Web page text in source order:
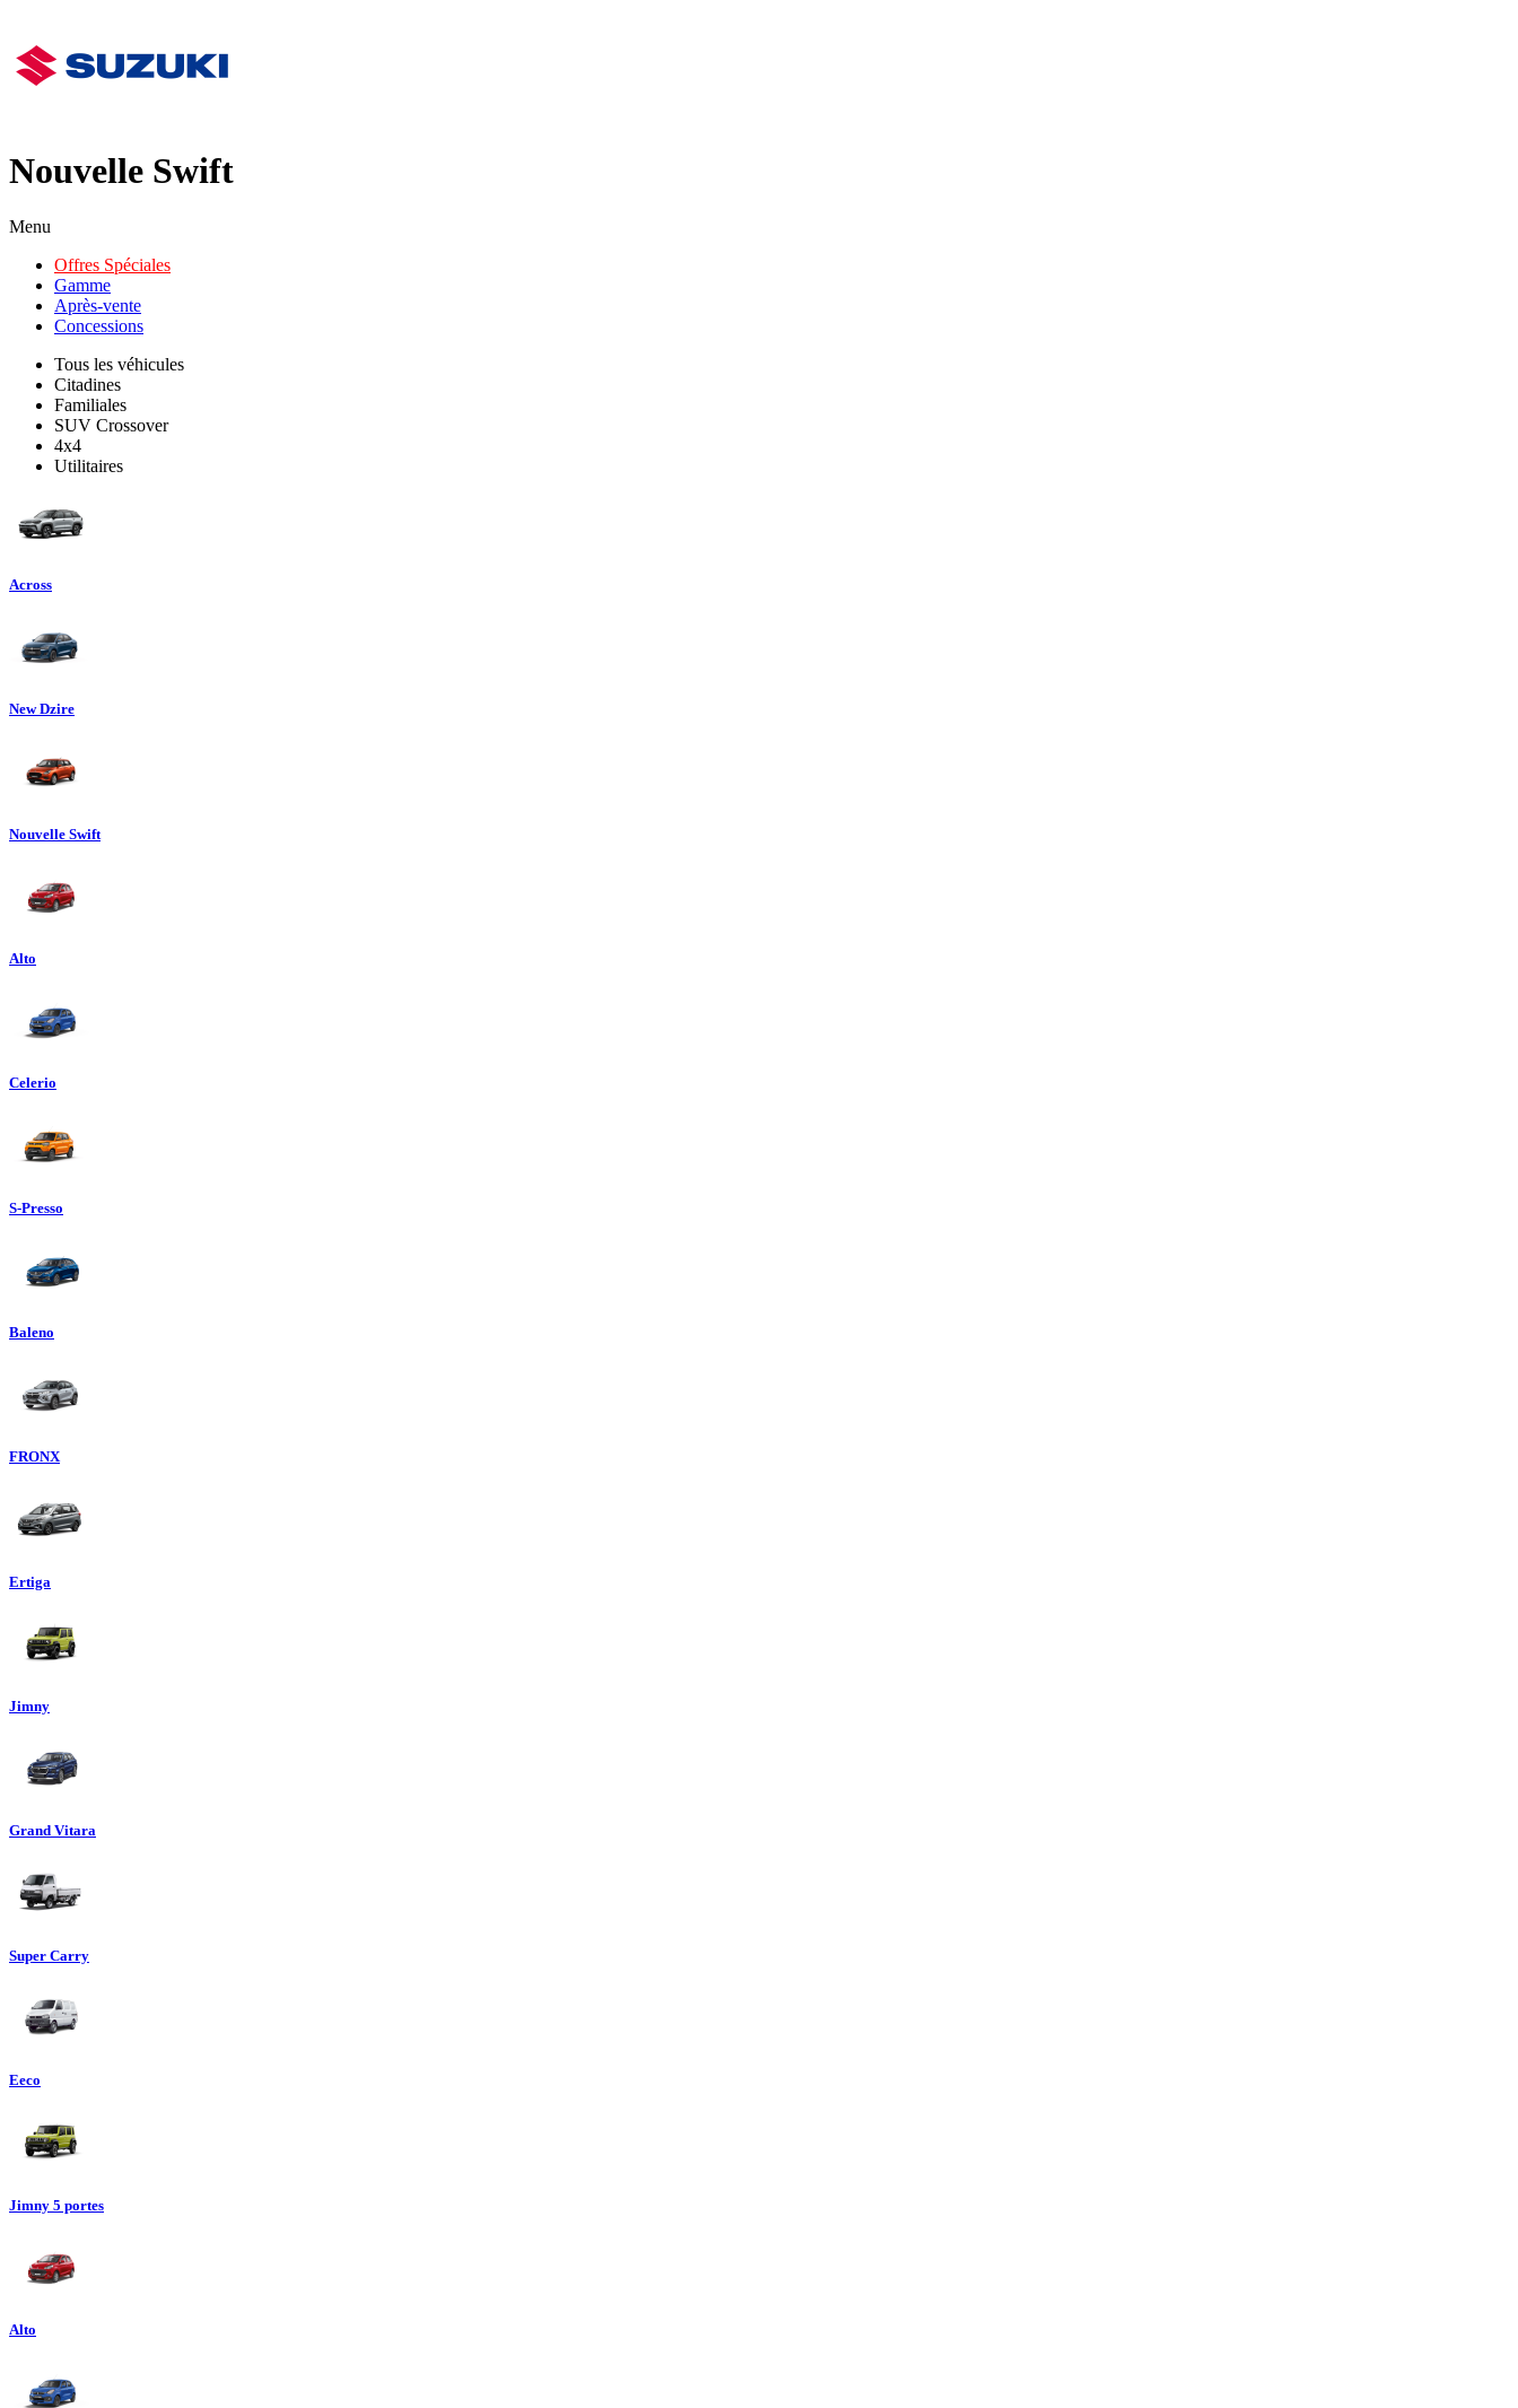
Nouvelle Swift
Menu
Offres Spéciales
Gamme
Après-vente
Concessions
Tous les véhicules
Citadines
Familiales
SUV Crossover
4x4
Utilitaires
Across
New Dzire
Nouvelle Swift
Alto
Celerio
S-Presso
Baleno
FRONX
Ertiga
Jimny
Grand Vitara
Super Carry
Eeco
Jimny 5 portes
Alto